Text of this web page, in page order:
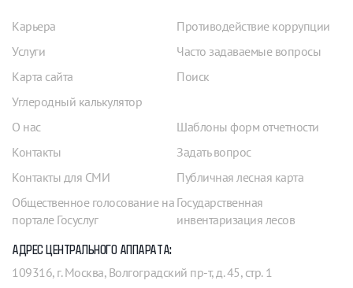
Карьера
Услуги
Карта сайта
Углеродный калькулятор
Противодействие коррупции
Часто задаваемые вопросы
Поиск
О нас
Контакты
Контакты для СМИ
Общественное голосование на
портале Госуслуг
Шаблоны форм отчетности
Задать вопрос
Публичная лесная карта
Государственная
инвентаризация лесов
АДРЕС ЦЕНТРАЛЬНОГО АППАРАТА:
109316, г. Москва, Волгоградский пр-т, д. 45, стр. 1